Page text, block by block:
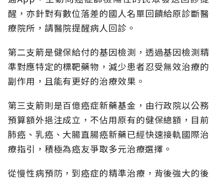
醒，亦針對有數位落差的國人名單回饋給原診斷醫
療院所，請醫院提醒病人回診。
第二支箭是健保給付的基因檢測，透過基因檢測精
準對應特定的標靶藥物，減少患者忍受無效治療的
副作用，且能有更好的治療效果。
第三支箭則是百億癌症新藥基金，由行政院以公務
預算額外挹注成立，不佔用原有的健保總額，目前
肺癌、乳癌、大腸直腸癌新藥已經快速接軌國際治
療指引，積極為癌友爭取多元治療選擇。
從慢性病預防，到癌症的精準治療，背後強大的後